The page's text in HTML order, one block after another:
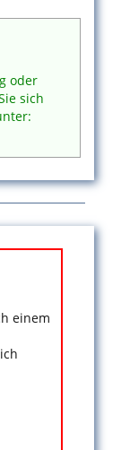
oder
sich
einem